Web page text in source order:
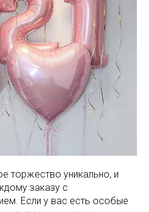
торжество уникально, и
заказу с
Если у вас есть особые